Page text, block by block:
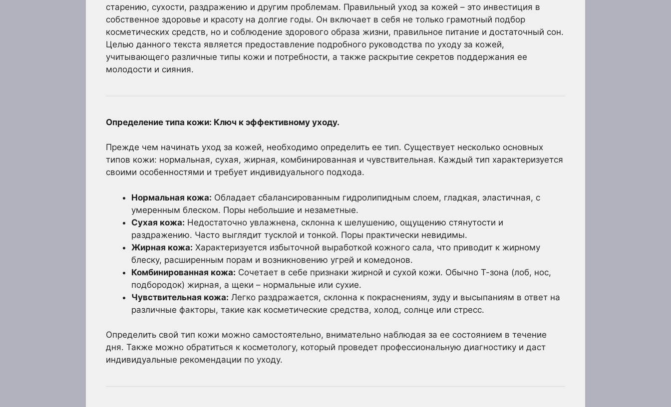
старению, сухости, раздражению и другим проблемам. Правильный уход за кожей – это инвестиция в
собственное здоровье и красоту на долгие годы. Он включает в себя не только грамотный подбор
косметических средств, но и соблюдение здорового образа жизни, правильное питание и достаточный сон.
Целью данного текста является предоставление подробного руководства по уходу за кожей,
учитывающего различные типы кожи и потребности, а также раскрытие секретов поддержания ее
молодости и сияния.
Определение типа кожи: Ключ к эффективному уходу.
Прежде чем начинать уход за кожей, необходимо определить ее тип. Существует несколько основных
типов кожи: нормальная, сухая, жирная, комбинированная и чувствительная. Каждый тип характеризуется
своими особенностями и требует индивидуального подхода.
Нормальная кожа: Обладает сбалансированным гидролипидным слоем, гладкая, эластичная, с
умеренным блеском. Поры небольшие и незаметные.
Сухая кожа: Недостаточно увлажнена, склонна к шелушению, ощущению стянутости и
раздражению. Часто выглядит тусклой и тонкой. Поры практически невидимы.
Жирная кожа: Характеризуется избыточной выработкой кожного сала, что приводит к жирному
блеску, расширенным порам и возникновению угрей и комедонов.
Комбинированная кожа: Сочетает в себе признаки жирной и сухой кожи. Обычно Т-зона (лоб, нос,
подбородок) жирная, а щеки – нормальные или сухие.
Чувствительная кожа: Легко раздражается, склонна к покраснениям, зуду и высыпаниям в ответ на
различные факторы, такие как косметические средства, холод, солнце или стресс.
Определить свой тип кожи можно самостоятельно, внимательно наблюдая за ее состоянием в течение
дня. Также можно обратиться к косметологу, который проведет профессиональную диагностику и даст
индивидуальные рекомендации по уходу.